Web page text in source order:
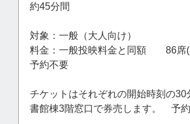
約45分間
対象：一般（大人向け）
料金：一般投映料金と同額 86
予約不要
チケットはそれぞれの開始時刻の30
書館棟3階窓口で券売します。 予